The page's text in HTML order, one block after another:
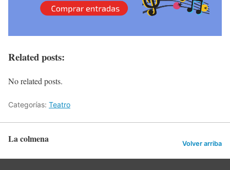
Related posts:
No related posts.
Categorías: Teatro
La colmena Volver arriba